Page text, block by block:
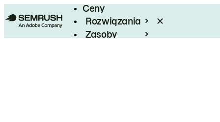
Ceny
Rozwiązania
Zasoby